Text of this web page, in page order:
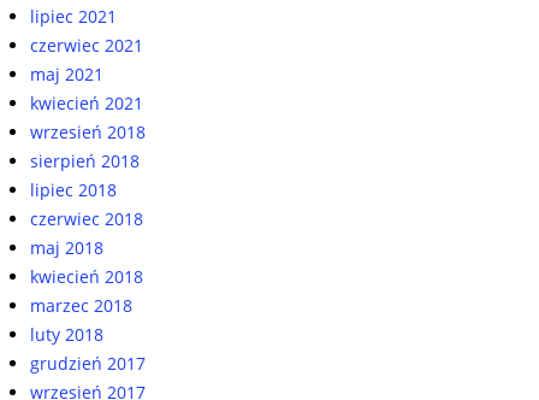
lipiec 2021
czerwiec 2021
maj 2021
kwiecień 2021
wrzesień 2018
sierpień 2018
lipiec 2018
czerwiec 2018
maj 2018
kwiecień 2018
marzec 2018
luty 2018
grudzień 2017
wrzesień 2017